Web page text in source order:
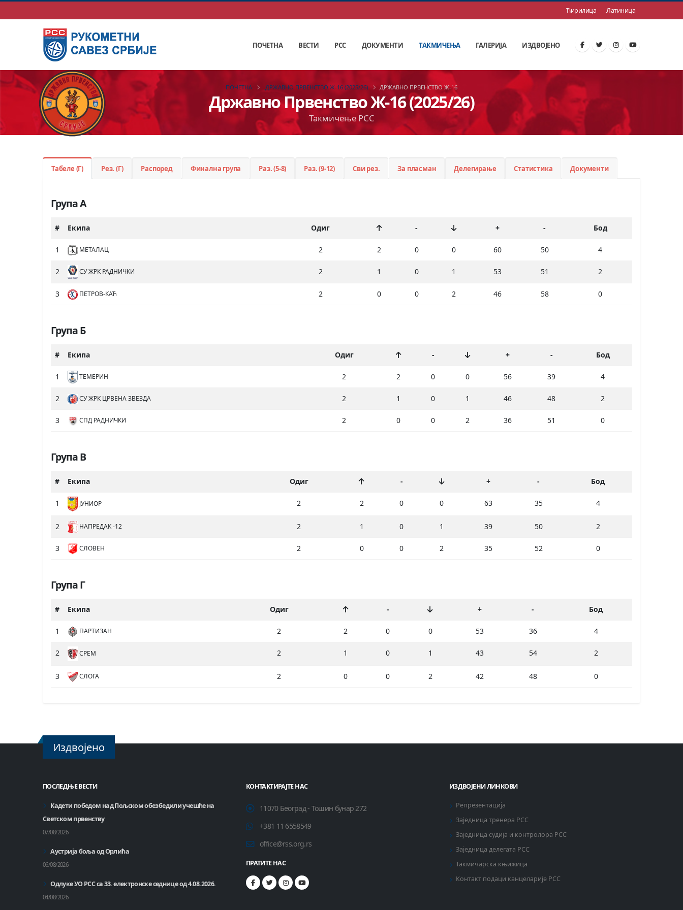
Ћирилица Латиница
ПОЧЕТНА ВЕСТИ РСС ДОКУМЕНТИ ТАКМИЧЕЊА ГАЛЕРИЈА ИЗДВОЈЕНО
Државно Првенство Ж-16 (2025/26)
Такмичење РСС
ПОЧЕТНА ДРЖАВНО ПРВЕНСТВО Ж-16 (2025/26) ДРЖАВНО ПРВЕНСТВО Ж-16
Табеле (Г) Рез. (Г) Распоред Финална група Раз. (5-8) Раз. (9-12) Сви рез. За пласман Делегирање Статистика Документи
Група А
# Екипа Одиг - + - Бод
1 МЕТАЛАЦ 2 2 0 0 60 50 4
2 СУ ЖРК РАДНИЧКИ 2 1 0 1 53 51 2
3 ПЕТРОВ-КАЋ 2 0 0 2 46 58 0
Група Б
# Екипа Одиг - + - Бод
1 ТЕМЕРИН 2 2 0 0 56 39 4
2 СУ ЖРК ЦРВЕНА ЗВЕЗДА 2 1 0 1 46 48 2
3 СПД РАДНИЧКИ 2 0 0 2 36 51 0
Група В
# Екипа Одиг - + - Бод
1 ЈУНИОР 2 2 0 0 63 35 4
2 НАПРЕДАК -12 2 1 0 1 39 50 2
3 СЛОВЕН 2 0 0 2 35 52 0
Група Г
# Екипа Одиг - + - Бод
1 ПАРТИЗАН 2 2 0 0 53 36 4
2 СРЕМ 2 1 0 1 43 54 2
3 СЛОГА 2 0 0 2 42 48 0
Издвојено
ПОСЛЕДЊЕ ВЕСТИ
Кадети победом над Пољском обезбедили учешће на
Светском првенству
07/08/2026
Аустрија боља од Орлића
06/08/2026
Одлуке УО РСС са 33. електронске седнице од 4.08.2026.
04/08/2026
КОНТАКТИРАЈТЕ НАС
11070 Београд - Тошин бунар 272
+381 11 6558549
office@rss.org.rs
ПРАТИТЕ НАС
ИЗДВОЈЕНИ ЛИНКОВИ
Репрезентација
Заједница тренера РСС
Заједница судија и контролора РСС
Заједница делегата РСС
Такмичарска књижица
Контакт подаци канцеларије РСС